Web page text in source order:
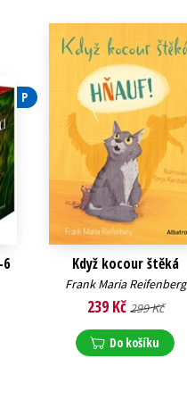
P
Když kocour štěká
Frank Maria Reifenberg
239 Kč 299 Kč
Do košíku